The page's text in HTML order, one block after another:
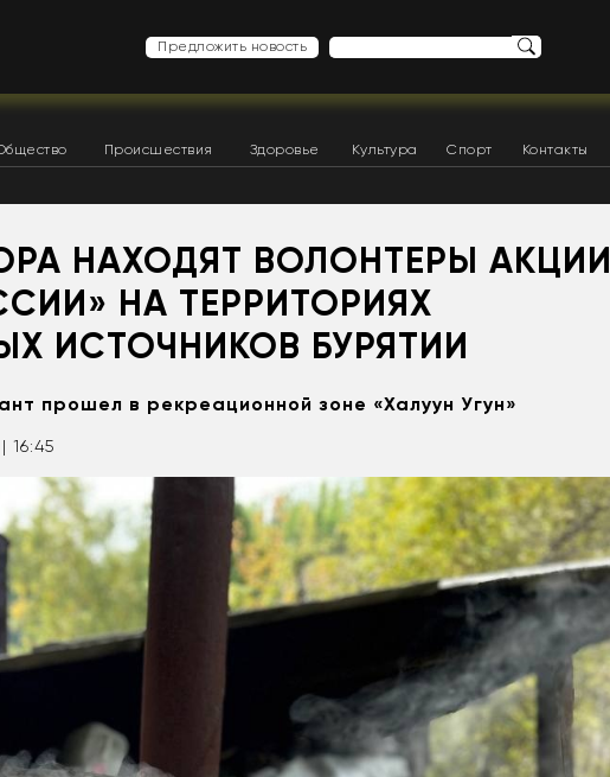
Предложить новость
Происшествия Здоровье Культура Спорт Контакты
НАХОДЯТ ВОЛОНТЕРЫ АКЦИИ
НА ТЕРРИТОРИЯХ
ИСТОЧНИКОВ БУРЯТИИ
прошел в рекреационной зоне «Халуун Угун»
16:45